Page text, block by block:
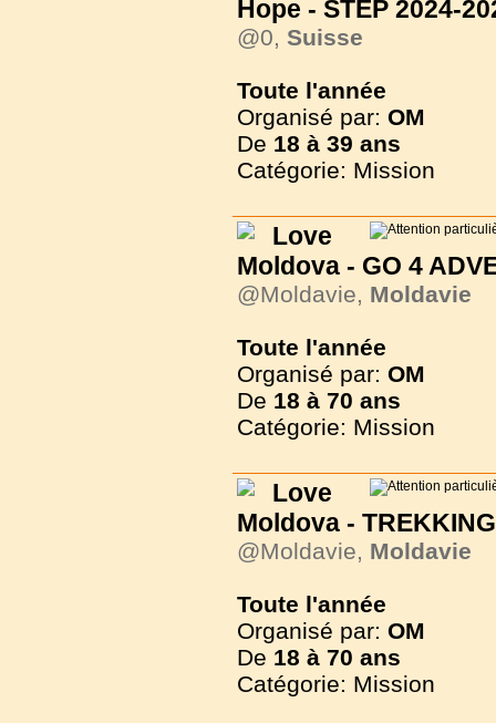
Hope - STEP 2024-
@0, Suisse
Toute l'année
Organisé par: OM
De 18 à 39 ans
Catégorie: Mission
Love
Moldova - GO 4
@Moldavie, Moldavie
Toute l'année
Organisé par: OM
De 18 à 70 ans
Catégorie: Mission
Love
Moldova -
@Moldavie, Moldavie
Toute l'année
Organisé par: OM
De 18 à 70 ans
Catégorie: Mission